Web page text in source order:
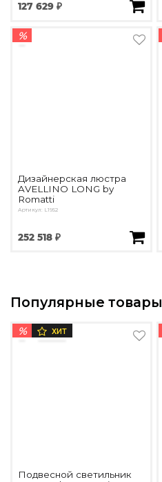
127 629 ₽
%
Дизайнерская люстра
AVELLINO LONG by
Romatti
Артикул: L1952
252 518 ₽
Популярные товары
% ХИТ
Подвесной светильник